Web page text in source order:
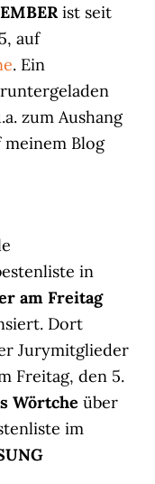
ist seit
auf
. Ein
zum Aushang
Blog
in
am Freitag
Dort
Jurymitglieder
Freitag, den 5.
Wörtcheüber
im